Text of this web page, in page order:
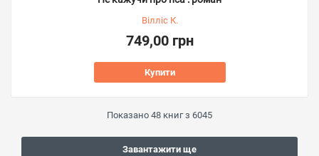
Вілліс К.
749,00 грн
Купити
Показано 48 книг з 6045
Завантажити ще